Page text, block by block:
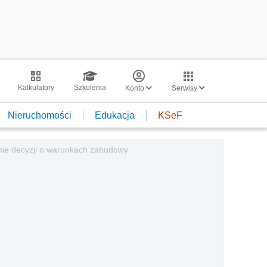
Kalkulatory Szkolenia Konto Serwisy
Nieruchomości Edukacja KSeF
decyzji o warunkach zabudowy